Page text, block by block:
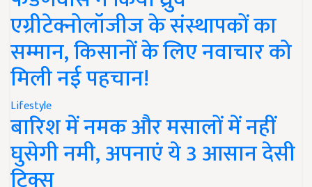
एग्रीटेक्नोलॉजीज के संस्थापकों का
सम्मान, किसानों के लिए नवाचार को
मिली नई पहचान!
Lifestyle
बारिश में नमक और मसालों में नहीं
घुसेगी नमी, अपनाएं ये 3 आसान देसी